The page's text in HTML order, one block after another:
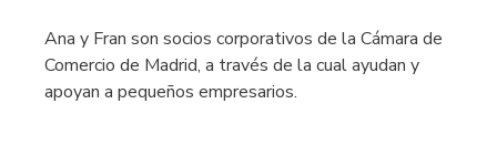
Ana y Fran son socios corporativos de la Cámara de
Comercio de Madrid, a través de la cual ayudan y
apoyan a pequeños empresarios.